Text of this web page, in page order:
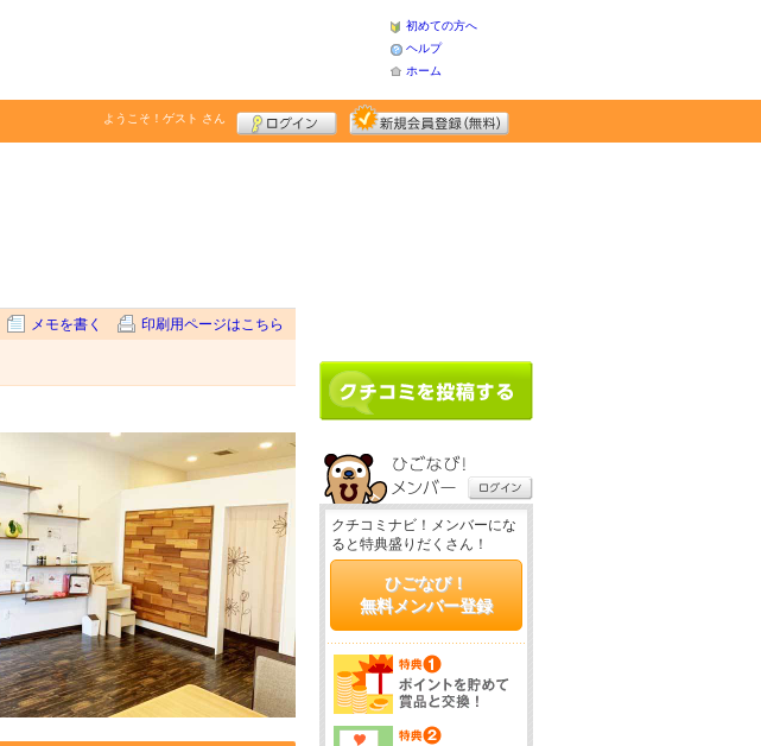
初めての方へ
ヘルプ
ホーム
ようこそ！ ゲスト さん
メモを書く 印刷用ページはこちら
クチコミナビ！メンバーにな
ると特典盛りだくさん！
ひごなび！
無料メンバー登録